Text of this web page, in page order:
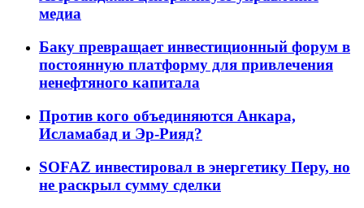
медиа
Баку превращает инвестиционный форум в
постоянную платформу для привлечения
ненефтяного капитала
Против кого объединяются Анкара,
Исламабад и Эр-Рияд?
SOFAZ инвестировал в энергетику Перу, но
не раскрыл сумму сделки